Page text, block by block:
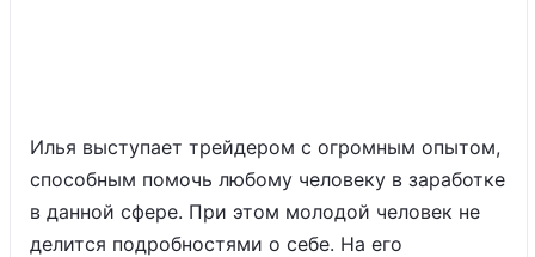
Илья выступает трейдером с огромным опытом,
способным помочь любому человеку в заработке
в данной сфере. При этом молодой человек не
делится подробностями о себе. На его